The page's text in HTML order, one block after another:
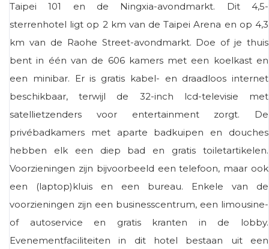
Taipei 101 en de Ningxia-avondmarkt. Dit 4,5-
sterrenhotel ligt op 2 km van de Taipei Arena en op 4,3
km van de Raohe Street-avondmarkt. Doe of je thuis
bent in één van de 606 kamers met een koelkast en
een minibar. Er is gratis kabel- en draadloos internet
beschikbaar, terwijl de 32-inch lcd-televisie met
satellietzenders voor entertainment zorgt. De
privébadkamers met aparte badkuipen en douches
hebben elk een diep bad en gratis toiletartikelen.
Voorzieningen zijn bijvoorbeeld een telefoon, maar ook
een (laptop)kluis en een bureau. Enkele van de
voorzieningen zijn een businesscentrum, een limousine-
of autoservice en gratis kranten in de lobby.
Evenementfaciliteiten in dit hotel bestaan ​​uit een